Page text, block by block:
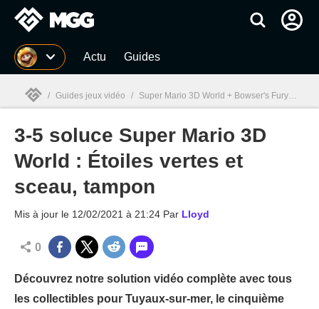
MGG Actu Guides
MGG
/ Guides jeux vidéo / Super Mario 3D World + Bowser's Fury /
3-5 soluce Super Mario 3D
World : Étoiles vertes et
sceau, tampon
Mis à jour le 12/02/2021 à 21:24 Par Lloyd
0
Découvrez notre solution vidéo complète avec tous
les collectibles pour Tuyaux-sur-mer, le cinquième